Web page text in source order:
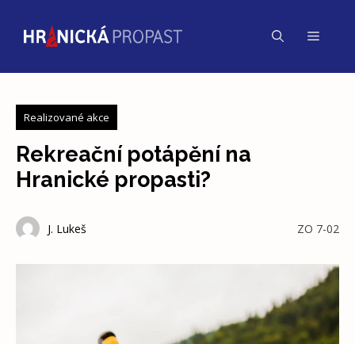
obsah
Menu
Realizované akce
Rekreační potápění na
Hranické propasti?
J. Lukeš ZO 7-02